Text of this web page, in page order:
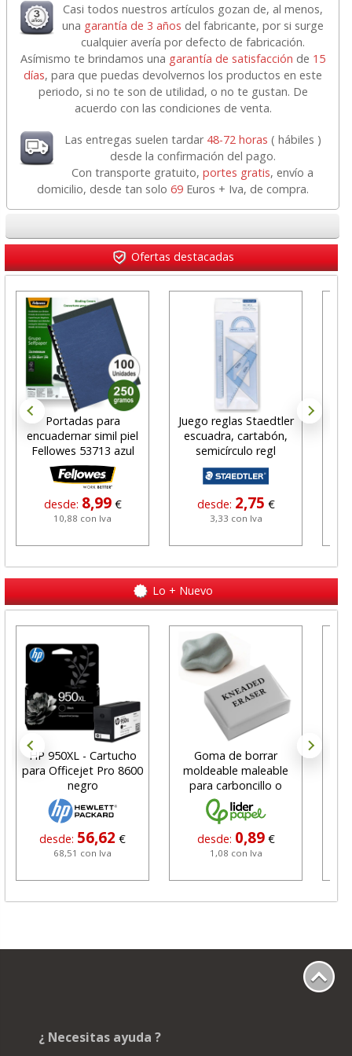
Casi todos nuestros artículos gozan de, al menos,
una garantía de 3 años del fabricante, por si surge
cualquier avería por defecto de fabricación.
Asímismo te brindamos una garantía de satisfacción de 15
días, para que puedas devolvernos los productos en este
periodo, si no te son de utilidad, o no te gustan. De
acuerdo con las condiciones de venta.
Las entregas suelen tardar 48-72 horas ( hábiles )
desde la confirmación del pago.
Con transporte gratuito,portes gratis, envío a
domicilio, desde tan solo69 Euros + Iva, de compra.
Ofertas destacadas
Portadas para
encuadernar simil piel
Fellowes 53713 azul
desde: 8,99 €
10,88 con Iva
Juego reglas Staedtler
escuadra, cartabón,
semicírculo regl
desde: 2,75 €
3,33 con Iva
Lo + Nuevo
HP 950XL - Cartucho
para Officejet Pro 8600
negro
desde: 56,62 €
68,51 con Iva
Goma de borrar
moldeable maleable
para carboncillo o
grafito
desde: 0,89 €
1,08 con Iva
¿ Necesitas ayuda ?